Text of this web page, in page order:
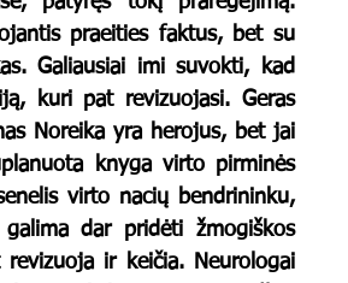
praeities faktus, bet su
Galiausiai imi suvokti, kad
kuri pat revizuojasi. Geras
Noreika yra herojus, bet jai
knyga virto pirminės
virto nacių bendrininku,
dar pridėti žmogiškos
ir keičia. Neurologai